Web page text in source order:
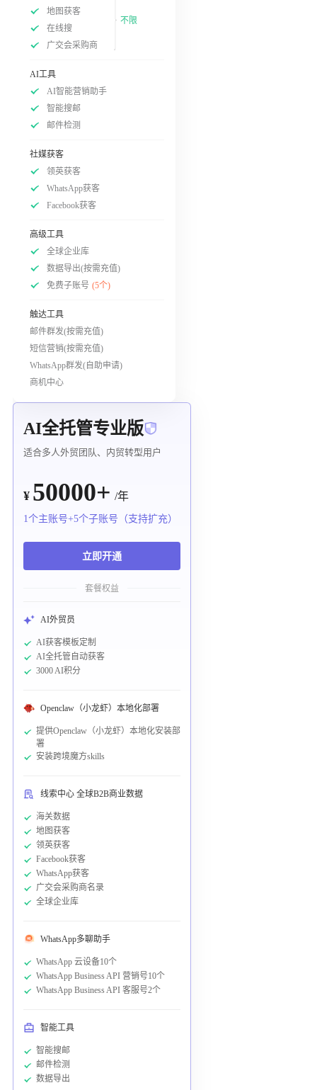
地图获客
在线搜
广交会采购商
不限
AI工具
AI智能营销助手
智能搜邮
邮件检测
社媒获客
领英获客
WhatsApp获客
Facebook获客
高级工具
全球企业库
数据导出(按需充值)
免费子账号 (5个)
触达工具
邮件群发(按需充值)
短信营销(按需充值)
WhatsApp群发(自助申请)
商机中心
AI全托管专业版
适合多人外贸团队、内贸转型用户
¥ 50000+ /年
1个主账号+5个子账号（支持扩充）
立即开通
套餐权益
AI外贸员
AI获客模板定制
AI全托管自动获客
3000 AI积分
Openclaw（小龙虾）本地化部署
提供Openclaw（小龙虾）本地化安装部
署
安装跨境魔方skills
线索中心 全球B2B商业数据
海关数据
地图获客
领英获客
Facebook获客
WhatsApp获客
广交会采购商名录
全球企业库
WhatsApp多聊助手
WhatsApp 云设备10个
WhatsApp Business API 营销号10个
WhatsApp Business API 客服号2个
智能工具
智能搜邮
邮件检测
数据导出